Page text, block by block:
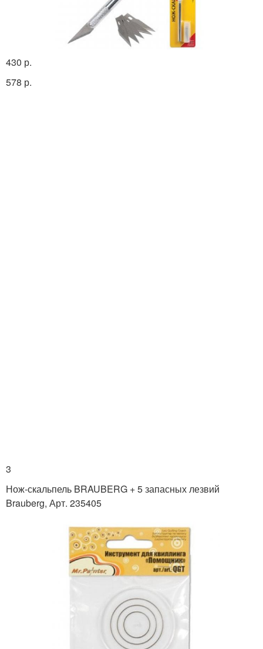
430 р.
578 р.
3
Нож-скальпель BRAUBERG + 5 запасных лезвий
Brauberg, Арт. 235405